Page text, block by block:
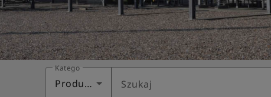
Kategoria
Produkty Szukaj